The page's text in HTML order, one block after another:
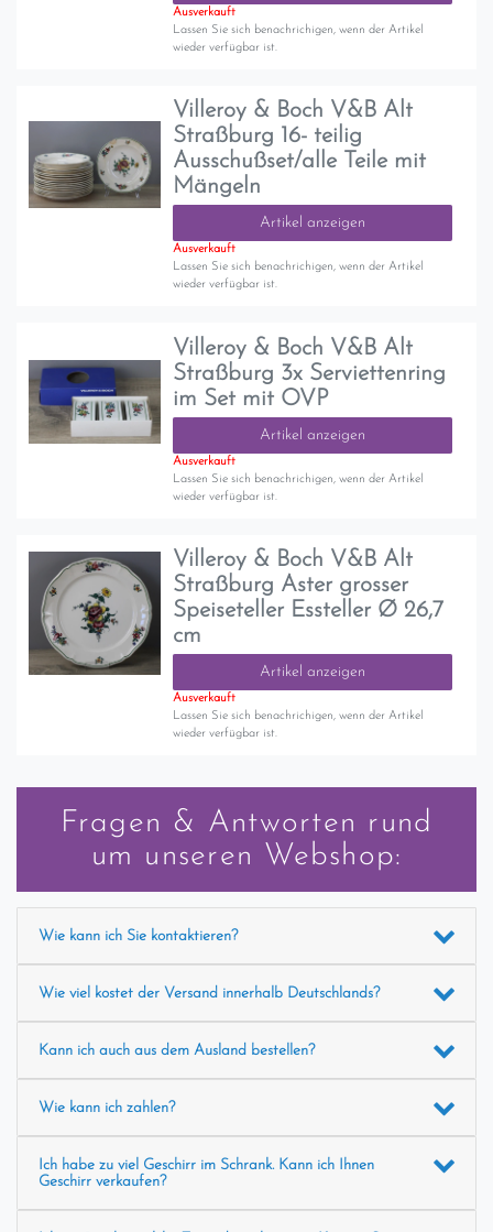
Ausverkauft
Lassen Sie sich benachrichigen, wenn der Artikel
wieder verfügbar ist.
Villeroy & Boch V&B Alt
Straßburg 16- teilig
Ausschußset/alle Teile mit
Mängeln
Artikel anzeigen
Ausverkauft
Lassen Sie sich benachrichigen, wenn der Artikel
wieder verfügbar ist.
Villeroy & Boch V&B Alt
Straßburg 3x Serviettenring
im Set mit OVP
Artikel anzeigen
Ausverkauft
Lassen Sie sich benachrichigen, wenn der Artikel
wieder verfügbar ist.
Villeroy & Boch V&B Alt
Straßburg Aster grosser
Speiseteller Essteller Ø 26,7
cm
Artikel anzeigen
Ausverkauft
Lassen Sie sich benachrichigen, wenn der Artikel
wieder verfügbar ist.
Fragen & Antworten rund
um unseren Webshop:
Wie kann ich Sie kontaktieren?
Wie viel kostet der Versand innerhalb Deutschlands?
Kann ich auch aus dem Ausland bestellen?
Wie kann ich zahlen?
Ich habe zu viel Geschirr im Schrank. Kann ich Ihnen
Geschirr verkaufen?